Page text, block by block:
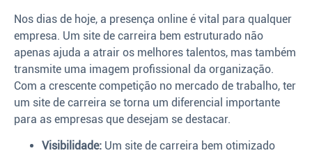
Nos dias de hoje, a presença online é vital para qualquer
empresa. Um site de carreira bem estruturado não
apenas ajuda a atrair os melhores talentos, mas também
transmite uma imagem profissional da organização.
Com a crescente competição no mercado de trabalho, ter
um site de carreira se torna um diferencial importante
para as empresas que desejam se destacar.
Visibilidade: Um site de carreira bem otimizado